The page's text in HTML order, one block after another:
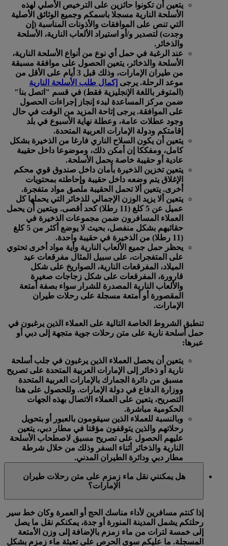
يتعين أن تكونوا حائزين على الترخيص الأصلي لهذه
الأسلحة النارية مسجلا باسمكم وجميع الوثائق الأصلية
التي تنص على الموافقات والأذونات المناسبة (إن
وجدت) لتصدير و/أو استيراد الألعاب النارية، الأسلحة
والذخائر.
عند الرغبة في حمل أي نوع من أنواع الأسلحة النارية،
الأسلحة والذخائر، يتعين الحصول على موافقة مسبقة
من طيران الإمارات، وذلك قبل 3 أيام على الأقل من
موعد الرحلة. يرجى إكمال طلب الأسلحة النارية
(المتوفر باللغة الإنجليزية فقط) في قسم "اتصل بنا"
ضمن مركز المساعدة لبدء إنجاز إجراءات الحصول
على الموافقة. يرجى إتاحة المزيد من الوقت في حال
وجود عطلات عامة، وعطلة نهاية الأسبوع في بلد
إقامتكم ودولة الإمارات العربية المتحدة.
يتعين أن يكون السلاح الناري فارغا من الذخيرة بشكل
كامل، ومفككا إن أمكن ذلك، وموضوعا داخل حقيبة
عادية أو حقيبة خاصة بحمل الأسلحة.
يتعين تخزين الذخيرة بأمان داخل صندوق قوي محكم
الإغلاق يتم وضعه داخل حقيبة وإحاطته بمحتويات
أخرى. يتعين ألا تحمل الحقيبة ملصق مواد متفجرة.
يتعين ألا يزيد الوزن الإجمالي للذخائر التي يحملها كل
عميل عن 5 كلغ (11 رطلا) كحد أقصى. ويتعين أن يحمل
العملاء المسافرون ضمن مجموعات الذخيرة في
حقائبهم بشكل منفصل، بحيث لا يوضع أكثر من 5 كلغ
(11 رطلا) من الذخيرة في حقيبة واحدة.
يحظر حمل جميع الألعاب النارية وأية مواد أخرى تحتوي
على المتفجرات، على سبيل المثال مفرقعات عيد
الميلاد، المفرقعات النارية، الصواريخ على شكل
قارورة، المفرقعات على شكل زجاجات صغيرة
والألعاب النارية المصدرة للشرار سواء بصفة أمتعة
المقصورة أو أمتعة مسجلة على رحلات طيران
الإمارات.
تنطبق الشروط الخاصة التالية على العملاء الذين يرغبون في
حمل أسلحة نارية على متن رحلات جوية متجهة إلى دبي أو
عبرها:
يتعين أن يحصل العملاء الذين يرغبون في جلب أسلحة
نارية أو ذخائر إلى الإمارات العربية المتحدة على تصريح
مسبق من دائرة الجمارك بالإمارات العربية المتحدة
ووزارة الدفاع في دولة الإمارات. وللحصول على هذا
التصريح، يتعين على العملاء الاتصال بهذه الجهات
الحكومية مباشرة.
وبالنسبة للعملاء الذين سيقومون بالعبور أو بتحويل
رحلاتهم والذين يتوقفون مؤقتا في مطار دبي، يتعين
عليهم الحصول على تصريح مسبق لاصطحاب الأسلحة
النارية والذخائر أثناء السفر وذلك من خلال شرطة
مطار دبي ودائرة الطيران المدني.
هل يمكنني نقل ماء زمزم على متن رحلات طيران
الإمارات؟
إذا كنتم مسافرين لأداء مناسك الحج أو العمرة وكان خط سير
رحلتكم يشمل المدينة المنورة أو جدة، يمكنكم نقل ما يصل
إلى خمسة لترات من ماء زمزم بالإضافة إلى وزن الأمتعة
المسجلة. ما عليكم سوى الحرص على تعبئة ماء زمزم بشكل